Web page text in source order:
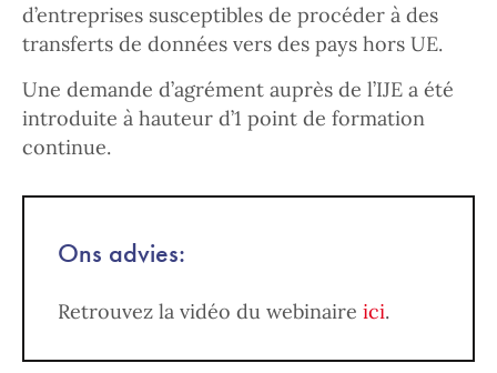
d’entreprises susceptibles de procéder à des
transferts de données vers des pays hors UE.
Une demande d’agrément auprès de l’IJE a été
introduite à hauteur d’1 point de formation
continue.
Ons advies:
Retrouvez la vidéo du webinaire ici.